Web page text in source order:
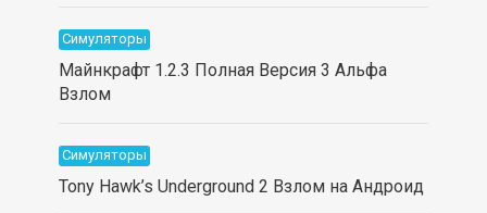
Симуляторы
Майнкрафт 1.2.3 Полная Версия 3 Альфа
Взлом
Симуляторы
Tony Hawk’s Underground 2 Взлом на Андроид